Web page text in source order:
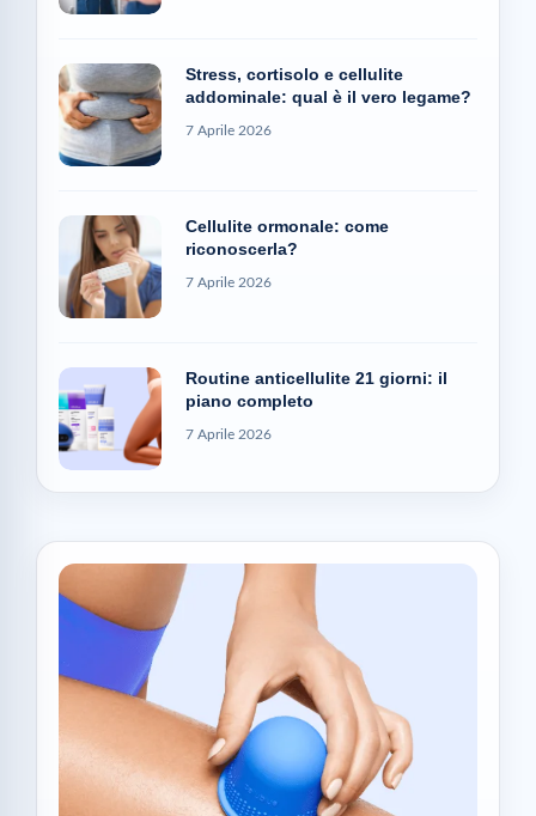
Stress, cortisolo e cellulite
addominale: qual è il vero legame?
7 Aprile 2026
Cellulite ormonale: come
riconoscerla?
7 Aprile 2026
Routine anticellulite 21 giorni: il
piano completo
7 Aprile 2026